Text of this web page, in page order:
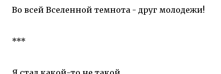
Во всей Вселенной темнота - друг молодежи!
***